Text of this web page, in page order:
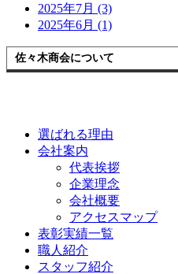
2025年7月 (3)
2025年6月 (1)
佐々木商会について
選ばれる理由
会社案内
代表挨拶
企業理念
会社概要
アクセスマップ
表彰実績一覧
職人紹介
スタッフ紹介